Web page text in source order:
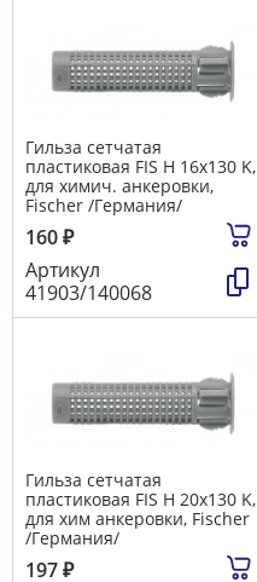
Гильза сетчатая
пластиковая FIS H 16х130 K,
для химич. анкеровки,
Fischer /Германия/
160₽
Артикул
41903/140068
Гильза сетчатая
пластиковая FIS H 20х130 K,
для хим анкеровки, Fischer
/Германия/
197₽